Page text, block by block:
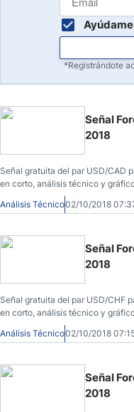
*Registrándote
Señal
2018
Señal gratuita del par USD/CAD
en corto, análisis técnico y
Análisis Técnico02/10/2018
Señal
2018
Señal gratuita del par USD/CHF
en corto, análisis técnico y
Análisis Técnico02/10/2018
Señal
2018